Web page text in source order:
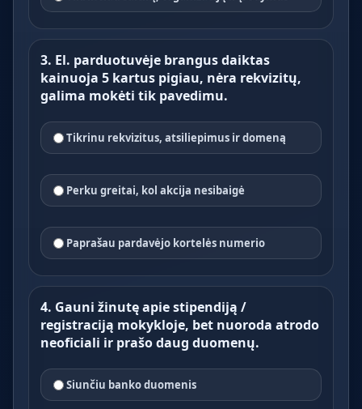
3. El. parduotuvėje brangus daiktas
kainuoja 5 kartus pigiau, nėra rekvizitų,
galima mokėti tik pavedimu.
Tikrinu rekvizitus, atsiliepimus ir domeną
Perku greitai, kol akcija nesibaigė
Paprašau pardavėjo kortelės numerio
4. Gauni žinutę apie stipendiją /
registraciją mokykloje, bet nuoroda atrodo
neoficiali ir prašo daug duomenų.
Siunčiu banko duomenis